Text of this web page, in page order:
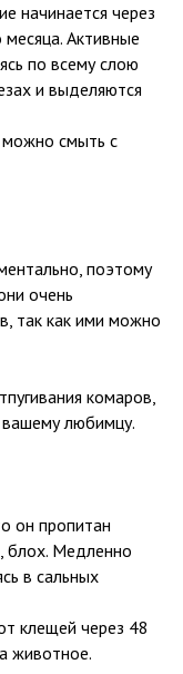
начинается через
месяца. Активные
по всему слою
и выделяются
можно смыть с
поэтому
очень
так как ими можно
комаров,
любимцу.
он пропитан
блох. Медленно
в сальных
клещей через 48
животное.